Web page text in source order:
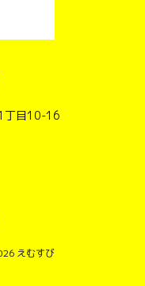
丁目10-16
えむすび